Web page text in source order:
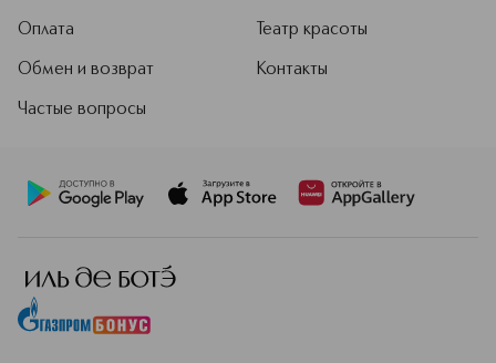
Оплата
Обмен и возврат
Частые вопросы
Театр красоты
Контакты